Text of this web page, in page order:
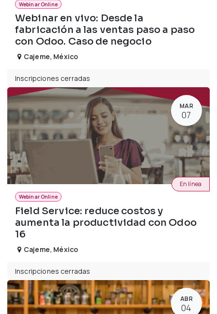
Webinar Online
Webinar en vivo: Desde la
fabricación a las ventas paso a paso
con Odoo. Caso de negocio
Cajeme, México
Inscripciones cerradas
MAR
07
Webinar Online
Field Service: reduce costos y
aumenta la productividad con Odoo
16
En línea
Cajeme, México
Inscripciones cerradas
ABR
04